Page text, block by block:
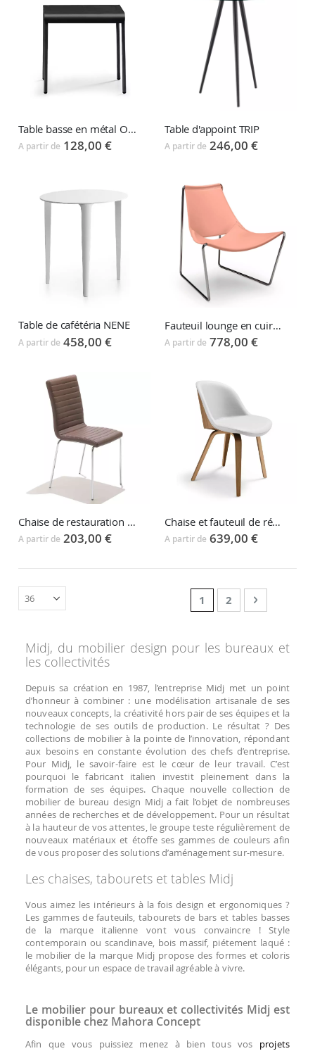
Table basse en métal OLA
A partir de 128,00 €
Table d'appoint TRIP
A partir de 246,00 €
Table de cafétéria NENE
A partir de 458,00 €
Fauteuil lounge en cuir APELLE
A partir de 778,00 €
Chaise de restauration Star
A partir de 203,00 €
Chaise et fauteuil de réunion DANNY
A partir de 639,00 €
PageYou're currently
1 Page
2 Page
Suivant
Midj, du mobilier design pour les bureaux et
les collectivités
Depuis sa création en 1987, l’entreprise Midj met un point
d’honneur à combiner : une modélisation artisanale de ses
nouveaux concepts, la créativité hors pair de ses équipes et la
technologie de ses outils de production. Le résultat ? Des
collections de mobilier à la pointe de l’innovation, répondant
aux besoins en constante évolution des chefs d’entreprise.
Pour Midj, le savoir-faire est le cœur de leur travail. C’est
pourquoi le fabricant italien investit pleinement dans la
formation de ses équipes. Chaque nouvelle collection de
mobilier de bureau design Midj a fait l’objet de nombreuses
années de recherches et de développement. Pour un résultat
à la hauteur de vos attentes, le groupe teste régulièrement de
nouveaux matériaux et étoffe ses gammes de couleurs afin
de vous proposer des solutions d’aménagement sur-mesure.
Les chaises, tabourets et tables Midj
Vous aimez les intérieurs à la fois design et ergonomiques ?
Les gammes de fauteuils, tabourets de bars et tables basses
de la marque italienne vont vous convaincre ! Style
contemporain ou scandinave, bois massif, piétement laqué :
le mobilier de la marque Midj propose des formes et coloris
élégants, pour un espace de travail agréable à vivre.
Le mobilier pour bureaux et collectivités Midj est
disponible chez Mahora Concept
Afin que vous puissiez menez à bien tous vos projets